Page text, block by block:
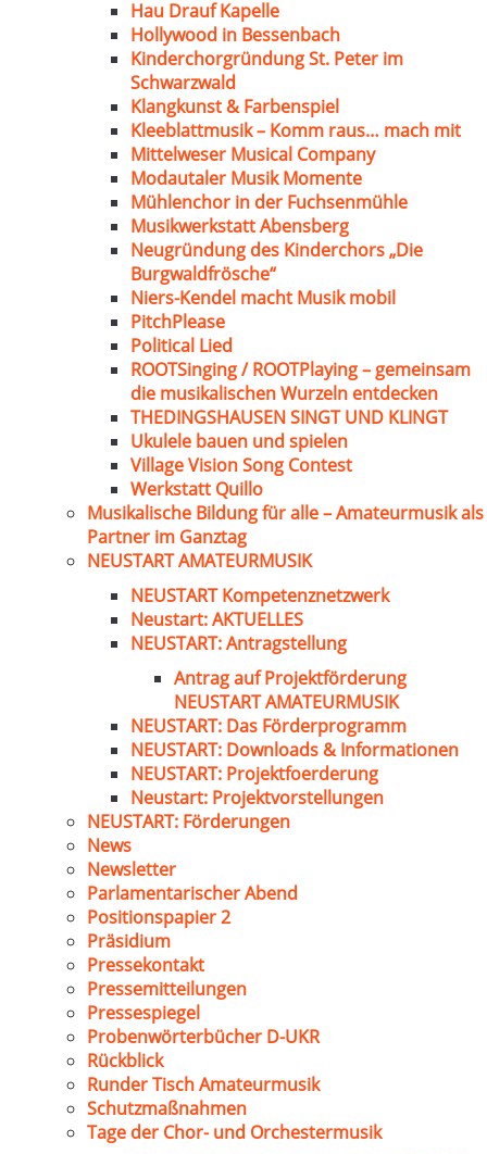
Hau Drauf Kapelle
Hollywood in Bessenbach
Kinderchorgründung St. Peter im
Schwarzwald
Klangkunst & Farbenspiel
Kleeblattmusik – Komm raus… mach mit
Mittelweser Musical Company
Modautaler Musik Momente
Mühlenchor in der Fuchsenmühle
Musikwerkstatt Abensberg
Neugründung des Kinderchors „Die
Burgwaldfrösche“
Niers-Kendel macht Musik mobil
PitchPlease
Political Lied
ROOTSinging / ROOTPlaying – gemeinsam
die musikalischen Wurzeln entdecken
THEDINGSHAUSEN SINGT UND KLINGT
Ukulele bauen und spielen
Village Vision Song Contest
Werkstatt Quillo
Musikalische Bildung für alle – Amateurmusik als
Partner im Ganztag
NEUSTART AMATEURMUSIK
NEUSTART Kompetenznetzwerk
Neustart: AKTUELLES
NEUSTART: Antragstellung
Antrag auf Projektförderung
NEUSTART AMATEURMUSIK
NEUSTART: Das Förderprogramm
NEUSTART: Downloads & Informationen
NEUSTART: Projektfoerderung
Neustart: Projektvorstellungen
NEUSTART: Förderungen
News
Newsletter
Parlamentarischer Abend
Positionspapier 2
Präsidium
Pressekontakt
Pressemitteilungen
Pressespiegel
Probenwörterbücher D-UKR
Rückblick
Runder Tisch Amateurmusik
Schutzmaßnahmen
Tage der Chor- und Orchestermusik